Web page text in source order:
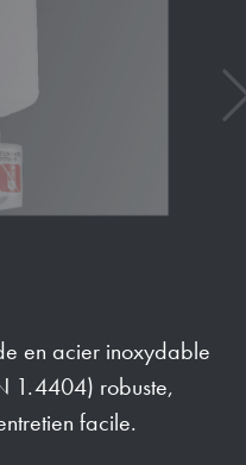
en acier inoxydable
1.4404) robuste,
facile.